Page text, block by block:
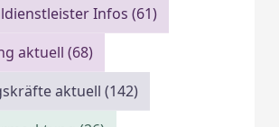
Infos(61)
aktuell(68)
aktuell(142)